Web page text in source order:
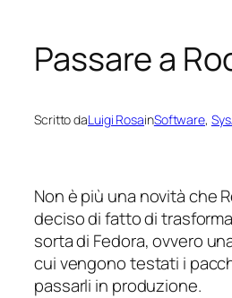
Passare a
Scritto daLuigi RosainSoftware,
Non è più una novità che
deciso di fatto di
sorta di Fedora, ovvero
cui vengono testati i
passarli in produzione.